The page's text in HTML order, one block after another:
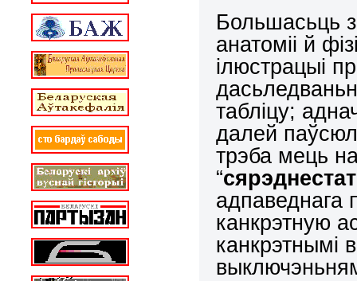
Большасьць
анатоміі й
ілюстрацыі
табліцу;
далей
трэба мець
“
адпаведнага
канкрэтную
канкрэтнымі